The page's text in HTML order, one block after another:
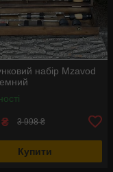
набір Mzavod
₴ 3 998 ₴
Купити